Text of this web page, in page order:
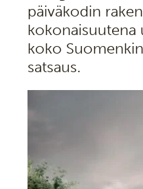
päiväkodin
kokonaisuutena
koko
satsaus.